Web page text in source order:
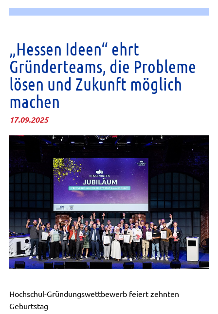
„Hessen Ideen“ ehrt
Gründerteams, die Probleme
lösen und Zukunft möglich
machen
17.09.2025
Hochschul-Gründungswettbewerb feiert zehnten
Geburtstag